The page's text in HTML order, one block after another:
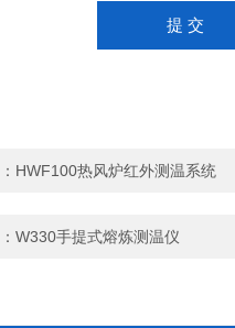
HWF100热风炉红外测温系统
W330手提式熔炼测温仪